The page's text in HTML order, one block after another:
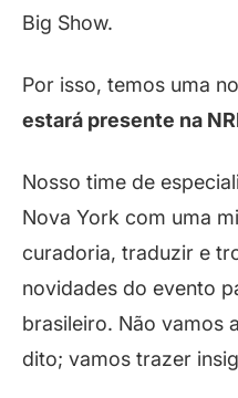
Big Show.
Por isso, temos uma
estará presente na
Nosso time de
Nova York com uma
curadoria, traduzir e
novidades do evento
brasileiro. Não vamos
dito; vamos trazer